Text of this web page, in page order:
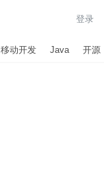
登录
移动开发 Java 开源